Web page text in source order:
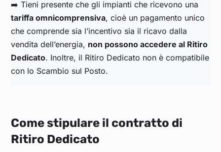
➡️ Tieni presente che gli impianti che ricevono una
tariffa omnicomprensiva, cioè un pagamento unico
che comprende sia l’incentivo sia il ricavo dalla
vendita dell’energia, non possono accedere al Ritiro
Dedicato. Inoltre, il Ritiro Dedicato non è compatibile
con lo Scambio sul Posto.
Come stipulare il contratto di
Ritiro Dedicato